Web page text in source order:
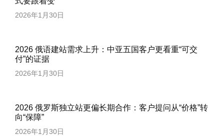
2026年1月30日
2026 俄语建站需求上升：中亚五国客户更看重“可交
付”的证据
2026年1月30日
2026 俄罗斯独立站更偏长期合作：客户提问从“价格”转
向“保障”
2026年1月30日